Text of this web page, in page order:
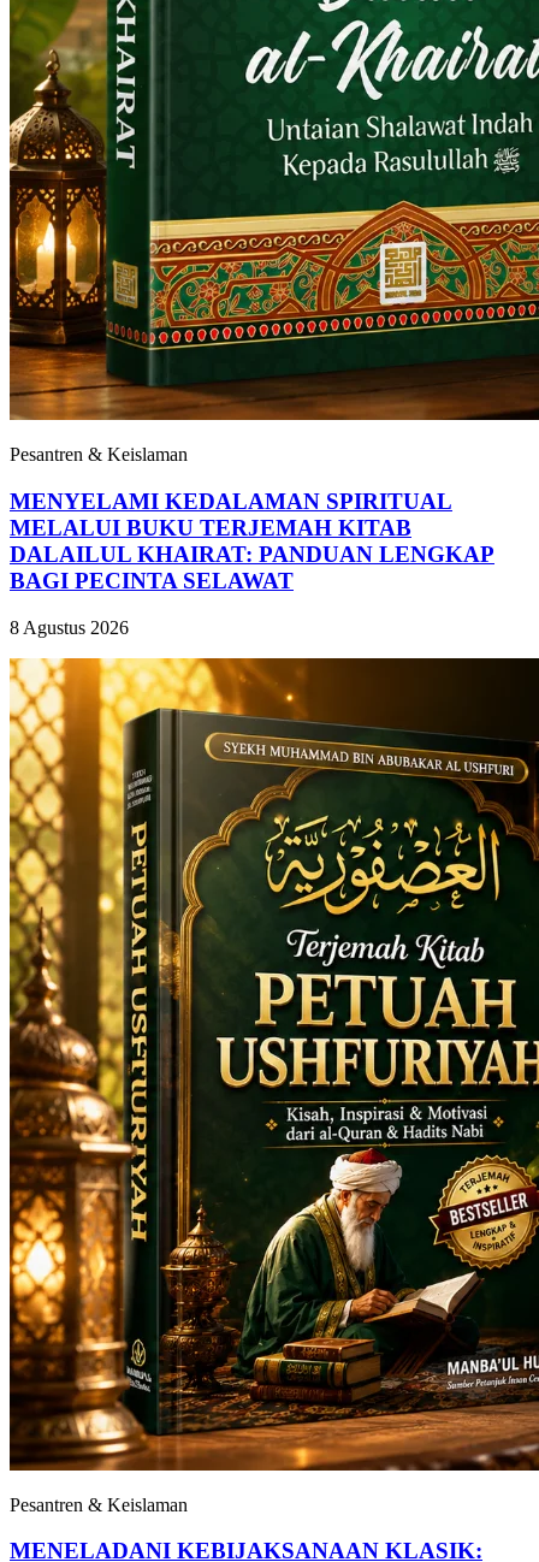
Pesantren & Keislaman
MENYELAMI KEDALAMAN SPIRITUAL
MELALUI BUKU TERJEMAH KITAB
DALAILUL KHAIRAT: PANDUAN LENGKAP
BAGI PECINTA SELAWAT
8 Agustus 2026
Pesantren & Keislaman
MENELADANI KEBIJAKSANAAN KLASIK: